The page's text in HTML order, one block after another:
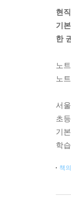
현
기
한
노
노
서
초
기
학
책